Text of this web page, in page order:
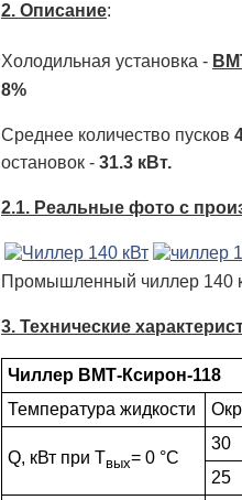
2. Описание:
Холодильная установка -
8%
Среднее количество пусков
остановок - 31.3 кВт.
2.1. Реальные фото с
Промышленный чиллер 140
3. Технические
Чиллер ВМТ-Ксирон-118
Температура жидкости
Q, кВт при Твых= 0 °С
30
25